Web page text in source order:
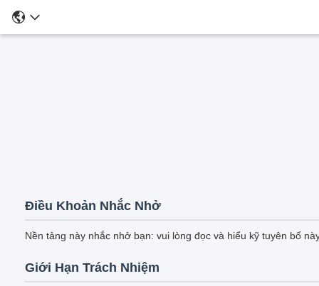
Điều Khoản Nhắc Nhở
Nền tảng này nhắc nhở bạn: vui lòng đọc và hiểu kỹ tuyên bố
Giới Hạn Trách Nhiệm